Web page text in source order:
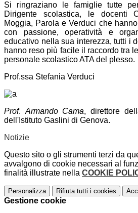
Si ringraziano le famiglie tutte
Dirigente scolastica, le docenti
Moggia, Parola e Verduci che
con passione, operatività e
educativo nella sua interezza, tutti i
hanno reso più facile il raccordo tra
personale scolastico ATA del plesso.
Prof.ssa Stefania Verduci
Prof. Armando Cama, direttore
dell'Istituto Gaslini di Genova.
Notizie
Questo sito o gli strumenti terzi da
avvalgono di cookie necessari al
finalità illustrate nella COOKIE
Personalizza Rifiuta tutti i cookies
Gestione cookie